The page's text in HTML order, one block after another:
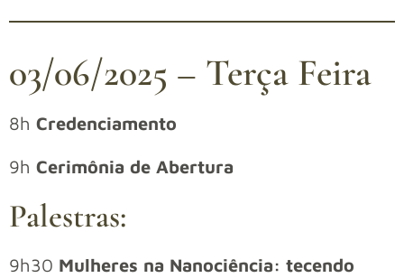
03/06/2025 – Terça Feira
8h Credenciamento
9h Cerimônia de Abertura
Palestras:
9h30 Mulheres na Nanociência: tecendo